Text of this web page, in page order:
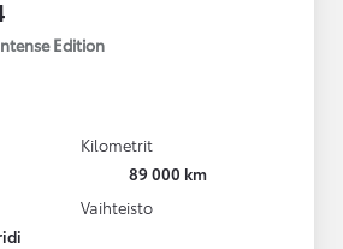
Edition
Kilometrit
89 000 km
Vaihteisto